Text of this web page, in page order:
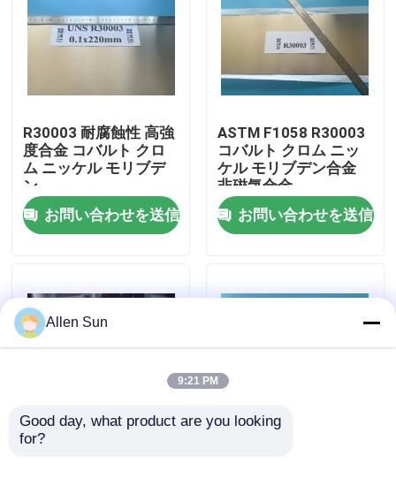
製品
R30003 耐腐蝕性 高強
度合金 コバルト クロ
ム ニッケル モリブデ
ン
お問い合わせを送信
ASTM F1058 R30003
コバルト クロム ニッ
ケル モリブデン合金
非磁気合金
お問い合わせを送信
R30003 冷式ロールス
Allen Sun
9:21 PM
Good day, what product are you looking
for?